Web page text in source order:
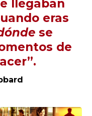
llegaban
eras
se
de